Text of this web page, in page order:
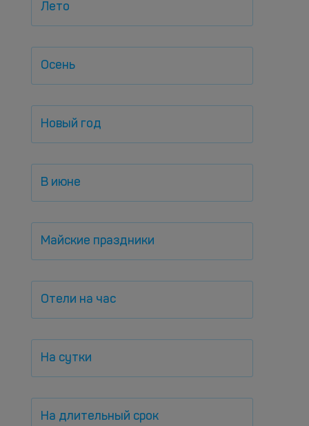
Лето
Осень
Новый год
В июне
Майские праздники
Отели на час
На сутки
На длительный срок